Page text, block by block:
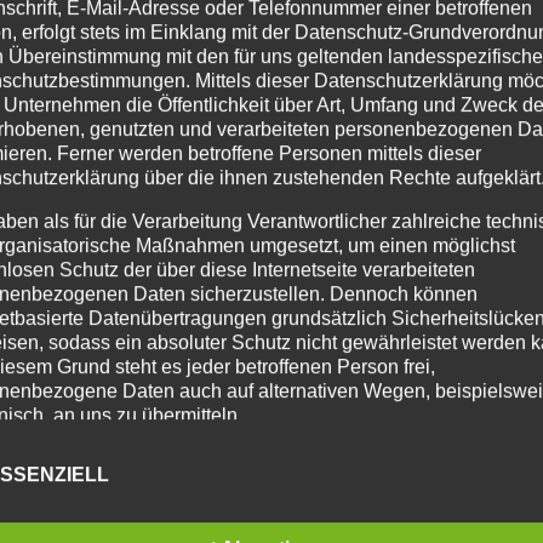
E-Mail-Adresse oder Telefonnummer einer betroffenen
erfolgt stets im Einklang mit der Datenschutz-
Übereinstimmung mit den für uns geltenden
Mittels dieser Datenschutzerklärung
Unternehmen die Öffentlichkeit über Art, Umfang und Zweck
genutzten und verarbeiteten personenbezogenen
Ferner werden betroffene Personen mittels dieser
über die ihnen zustehenden Rechte aufgeklärt.
als für die Verarbeitung Verantwortlicher zahlreiche
Maßnahmen umgesetzt, um einen möglichst
Schutz der über diese Internetseite verarbeiteten
Daten sicherzustellen. Dennoch können
Datenübertragungen grundsätzlich
sodass ein absoluter Schutz nicht gewährleistet werden
Grund steht es jeder betroffenen Person frei,
Daten auch auf alternativen Wegen,
an uns zu übermitteln.